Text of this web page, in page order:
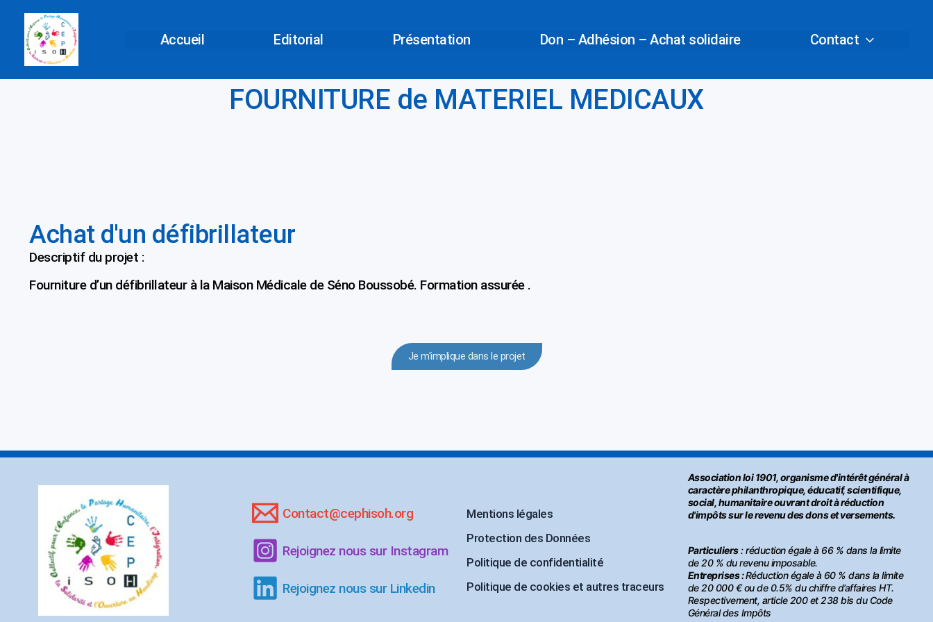
contenu
Accueil Editorial Présentation Don – Adhésion – Achat solidaire Contact
FOURNITURE de MATERIEL MEDICAUX
Achat d'un défibrillateur
Descriptif du projet :
Fourniture d’un défibrillateur à la Maison Médicale de Séno Boussobé. Formation assurée .
Je m'implique dans le projet
Contact@cephisoh.org
Rejoignez nous sur Instagram
Rejoignez nous sur Linkedin
Mentions légales
Protection des Données
Politique de confidentialité
Politique de cookies et autres traceurs
Association loi 1901, organisme d'intérêt général à
caractère philanthropique, éducatif, scientifique,
social, humanitaire ouvrant droit à réduction
d'impôts sur le revenu des dons et versements.
Particuliers: réduction égale à 66 % dans la limite
de 20 % du revenu imposable.
Entreprises :Réduction égale à 60 % dans la limite
de 20 000 € ou de 0.5% du chiffre d’affaires HT.
Respectivement, article 200 et 238 bis du Code
Général des Impôts